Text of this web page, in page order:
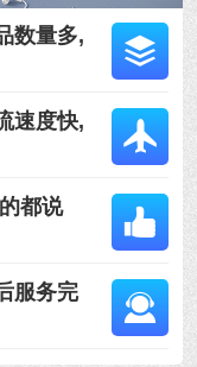
数量多,
速度快,
都说
服务完